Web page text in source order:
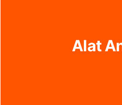
Alat